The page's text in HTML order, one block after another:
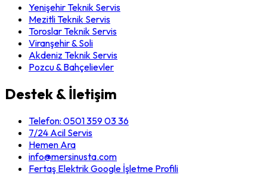
Yenişehir Teknik Servis
Mezitli Teknik Servis
Toroslar Teknik Servis
Viranşehir & Soli
Akdeniz Teknik Servis
Pozcu & Bahçelievler
Destek & İletişim
Telefon: 0501 359 03 36
7/24 Acil Servis
Hemen Ara
info@mersinusta.com
Fertaş Elektrik Google İşletme Profili